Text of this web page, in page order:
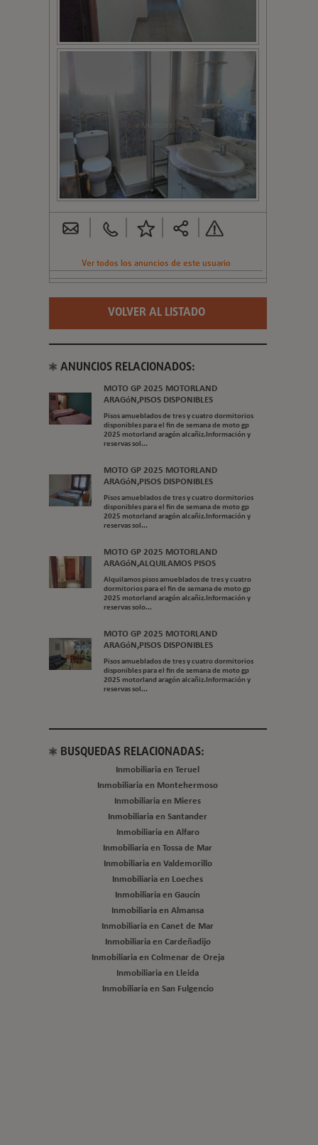
Ver todos los anuncios de este usuario
VOLVER AL LISTADO
ANUNCIOS RELACIONADOS:
MOTO GP 2025 MOTORLAND
ARAGóN,PISOS DISPONIBLES
Pisos amueblados de tres y cuatro dormitorios
disponibles para el fin de semana de moto gp
2025 motorland aragón alcañiz.Información y
reservas sol...
MOTO GP 2025 MOTORLAND
ARAGóN,PISOS DISPONIBLES
Pisos amueblados de tres y cuatro dormitorios
disponibles para el fin de semana de moto gp
2025 motorland aragón alcañiz.Información y
reservas sol...
MOTO GP 2025 MOTORLAND
ARAGóN,ALQUILAMOS PISOS
Alquilamos pisos amueblados de tres y cuatro
dormitorios para el fin de semana de moto gp
2025 motorland aragón alcañiz.Información y
reservas solo...
MOTO GP 2025 MOTORLAND
ARAGóN,PISOS DISPONIBLES
Pisos amueblados de tres y cuatro dormitorios
disponibles para el fin de semana de moto gp
2025 motorland aragón alcañiz.Información y
reservas sol...
BUSQUEDAS RELACIONADAS:
Inmobiliaria en Teruel
Inmobiliaria en Montehermoso
Inmobiliaria en Mieres
Inmobiliaria en Santander
Inmobiliaria en Alfaro
Inmobiliaria en Tossa de Mar
Inmobiliaria en Valdemorillo
Inmobiliaria en Loeches
Inmobiliaria en Gaucín
Inmobiliaria en Almansa
Inmobiliaria en Canet de Mar
Inmobiliaria en Cardeñadijo
Inmobiliaria en Colmenar de Oreja
Inmobiliaria en Lleida
Inmobiliaria en San Fulgencio